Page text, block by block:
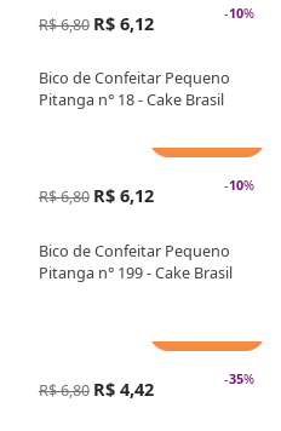
-10%
R$ 6,80 R$ 6,12
Bico de Confeitar Pequeno
Pitanga n° 18 - Cake Brasil
-10%
R$ 6,80 R$ 6,12
Bico de Confeitar Pequeno
Pitanga n° 199 - Cake Brasil
-35%
R$ 6,80 R$ 4,42